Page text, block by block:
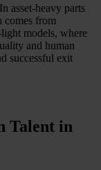
asset-heavy parts
comes from
models, where
and human
successful exit
Talent in